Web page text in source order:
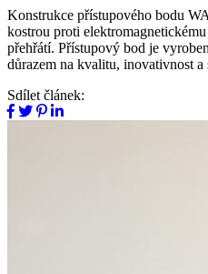
Konstrukce přístupového bodu
kostrou proti
přehřátí. Přístupový bod je
důrazem na kvalitu, inovativnost a
Sdílet článek: